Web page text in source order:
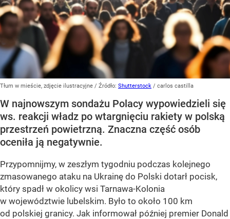
Tłum w mieście, zdjęcie ilustracyjne / Źródło: Shutterstock / carlos castilla
W najnowszym sondażu Polacy wypowiedzieli się
ws. reakcji władz po wtargnięciu rakiety w polską
przestrzeń powietrzną. Znaczna część osób
oceniła ją negatywnie.
Przypomnijmy, w zeszłym tygodniu podczas kolejnego
zmasowanego ataku na Ukrainę do Polski dotarł pocisk,
który spadł w okolicy wsi Tarnawa-Kolonia
w województwie lubelskim. Było to około 100 km
od polskiej granicy. Jak informował później premier Donald